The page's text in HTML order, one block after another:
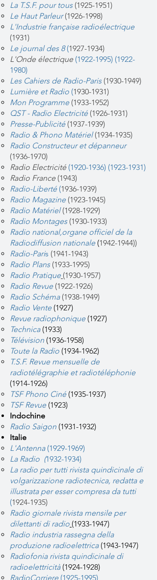
La T.S.F. pour tous (1925-1951)
Le Haut Parleur (1926-1998)
L'Industrie française radioélectrique
(1931)
Le journal des 8(1927-1934)
L'Onde électrique (1922-1995) (1922-
1980)
Les Cahiers de Radio-Paris (1930-1949)
Lumière et Radio (1930-1931)
Mon Programme (1933-1952)
QST - Radio Electricité (1926-1931)
Presse-Publicité (1937-1939)
Radio & Phono Matériel (1934-1935)
Radio Constructeur et dépanneur
(1936-1970)
Radio Electricité (1920-1936) (1923-1931)
Radio France (1943)
Radio-Liberté (1936-1939)
Radio Magazine (1923-1945)
Radio Matériel (1928-1929)
Radio Montages (1930-1933)
Radio national,organe officiel de la
Radiodiffusion nationale (1942-1944))
Radio-Paris (1941-1943)
Radio Plans (1933-1995)
Radio Pratique (1930-1957)
Radio Revue (1922-1926)
Radio Schéma (1938-1949)
Radio Vente (1927)
Revue radiophonique (1927)
Technica(1933)
Télévision (1936-1958)
Toute la Radio (1934-1962)
T.S.F. Revue mensuelle de
radiotélégraphie et radiotéléphonie
(1914-1926)
TSF Phono Ciné (1935-1937)
TSF Revue (1923)
Indochine
Radio Saigon (1931-1932)
Italie
L'Antenna(1929-1969)
La ​Radio (1932-1934)
La radio per tutti rivista quindicinale di
volgarizzazione radiotecnica, redatta e
illustrata per esser compresa da tutti
(1924-1935)
Radio giornale rivista mensile per
dilettanti di radio (1933-1947)
Radio industria rassegna della
produzione radioelettrica (1943-1947)
Radiofonia rivista quindicinale di
radioelettricità (1924-1928)
RadioCorriere (1925-1995)